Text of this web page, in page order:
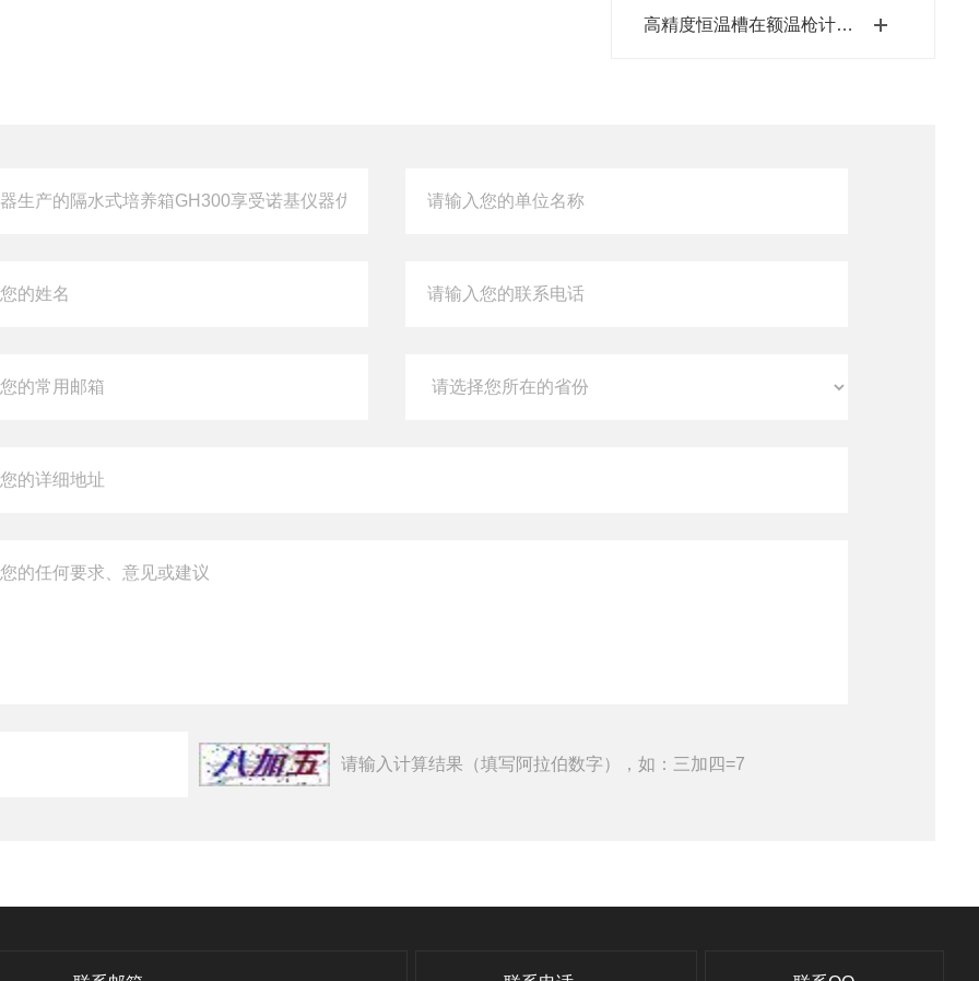
高精度恒温槽在额温枪计量校准上的应用
请输入计算结果（填写阿拉伯数字），如：三加四=7